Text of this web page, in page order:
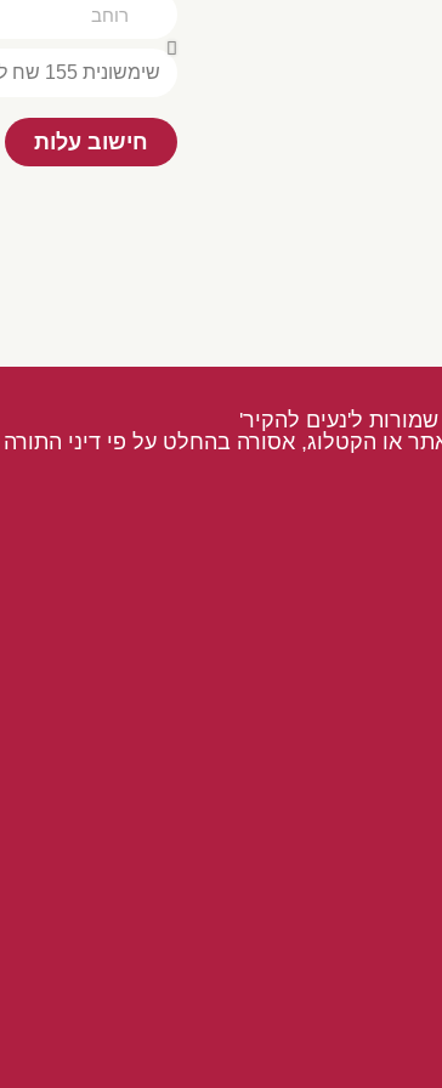
חישוב עלות
שמורות ל'נעים להקיר'
או הקטלוג, אסורה בהחלט על פי דיני התורה